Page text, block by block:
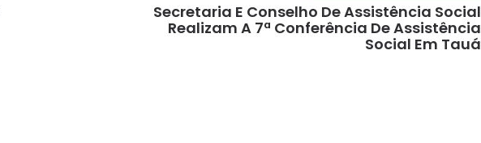
Secretaria E Conselho De Assistência Social
Realizam A 7ª Conferência De Assistência
Social Em Tauá